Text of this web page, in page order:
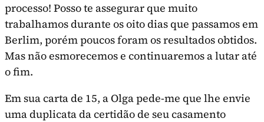
processo! Posso te assegurar que muito
trabalhamos durante os oito dias que passamos em
Berlim, porém poucos foram os resultados obtidos.
Mas não esmorecemos e continuaremos a lutar até
o fim.
Em sua carta de 15, a Olga pede-me que lhe envie
uma duplicata da certidão de seu casamento